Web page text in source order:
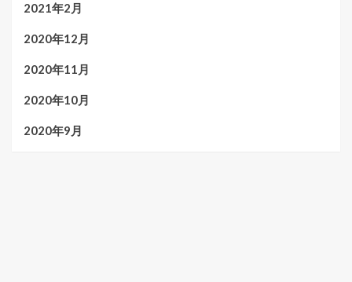
2021年2月
2020年12月
2020年11月
2020年10月
2020年9月